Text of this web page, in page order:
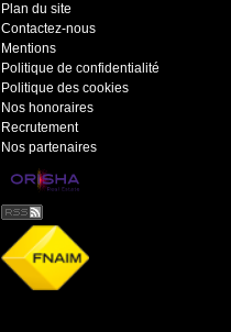
Plan du site
Contactez-nous
Mentions
Politique de confidentialité
Politique des cookies
Nos honoraires
Recrutement
Nos partenaires